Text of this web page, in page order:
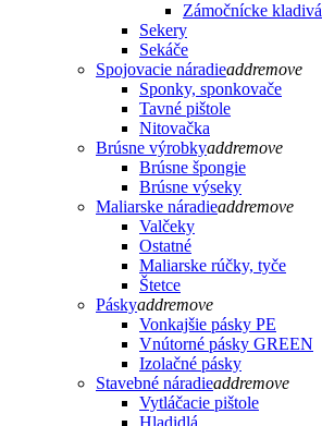
Zámočnícke kladivá
Sekery
Sekáče
Spojovacie náradieaddremove
Sponky, sponkovače
Tavné pištole
Nitovačka
Brúsne výrobkyaddremove
Brúsne špongie
Brúsne výseky
Maliarske náradieaddremove
Valčeky
Ostatné
Maliarske rúčky, tyče
Štetce
Páskyaddremove
Vonkajšie pásky PE
Vnútorné pásky GREEN
Izolačné pásky
Stavebné náradieaddremove
Vytláčacie pištole
Hladidlá